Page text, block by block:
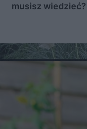
musisz wiedzieć?